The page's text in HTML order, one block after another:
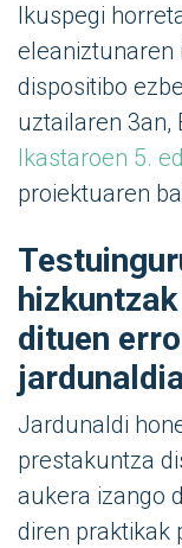
Ikuspegi
dispositibo
uztailaren 3an,
Ikastaroen 5.
proiektuaren
dituen
Jardunaldi
prestakuntza
aukera izango
diren praktikak